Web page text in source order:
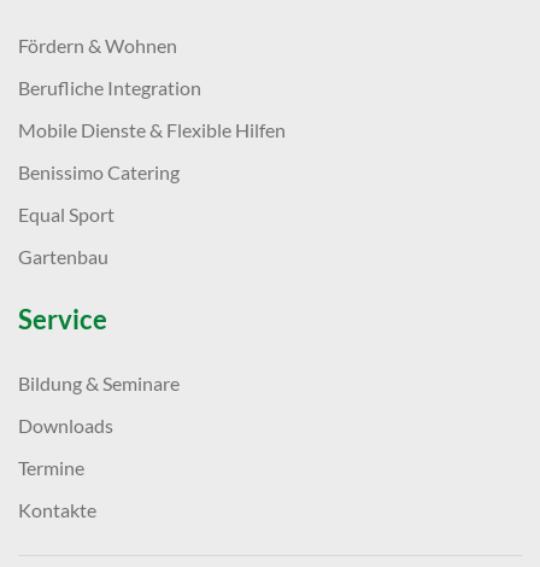
Fördern & Wohnen
Berufliche Integration
Mobile Dienste & Flexible Hilfen
Benissimo Catering
Equal Sport
Gartenbau
Service
Bildung & Seminare
Downloads
Termine
Kontakte